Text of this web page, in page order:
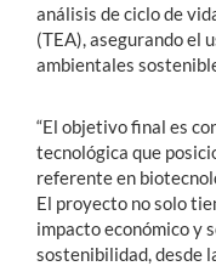
análisis de ciclo de
(TEA), asegurando el
ambientales
“El objetivo final es
tecnológica que
referente en
El proyecto no solo
impacto económico y
sostenibilidad, desde